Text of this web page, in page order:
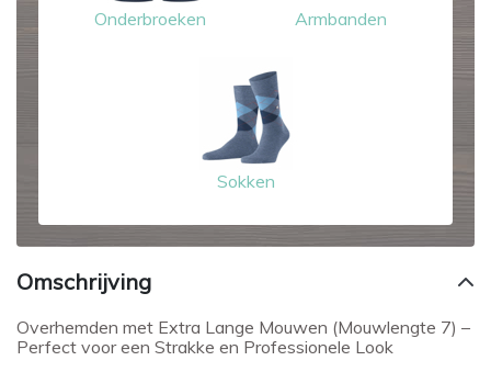
Onderbroeken Armbanden
Sokken
Omschrijving
Overhemden met Extra Lange Mouwen (Mouwlengte 7) –
Perfect voor een Strakke en Professionele Look